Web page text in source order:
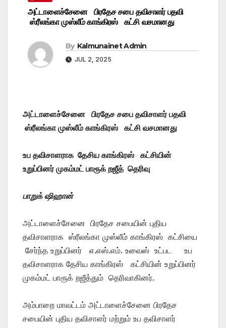
அட்டாளைச்சேனை பிரதேச சபை தவிசாளர் பதவி
ஸ்ரீலங்கா முஸ்லீம் காங்கிரஸ் கட்சி வசமானது
By Kalmunainet Admin
JUL 2, 2025
அட்டாளைச்சேனை பிரதேச சபை தவிசாளர் பதவி
ஸ்ரீலங்கா முஸ்லீம் காங்கிரஸ் கட்சி வசமானது
உப தவிசாளராக தேசிய காங்கிரஸ் கட்சியின்
உறுப்பினர் முகம்மட் பாரூக் றஜீத் தெரிவு
பாறுக் ஷிஹான்
அட்டாளைச்சேனை பிரதேச சபையின் புதிய
தவிசாளராக ஸ்ரீலங்கா முஸ்லீம் காங்கிரஸ் கட்சியை
சேர்ந்த உறுப்பினர் எ.எஸ்.எம். உவைஸ் உட்பட உப
தவிசாளராக தேசிய காங்கிரஸ் கட்சியின் உறுப்பினர்
முகம்மட் பாரூக் றஜீத்தும் தெரிவாகினர்.
அம்பாறை மாவட்டம் அட்டாளைச்சேனை பிரதேச
சபையின் புதிய தவிசாளர் மற்றும் உப தவிசாளர்